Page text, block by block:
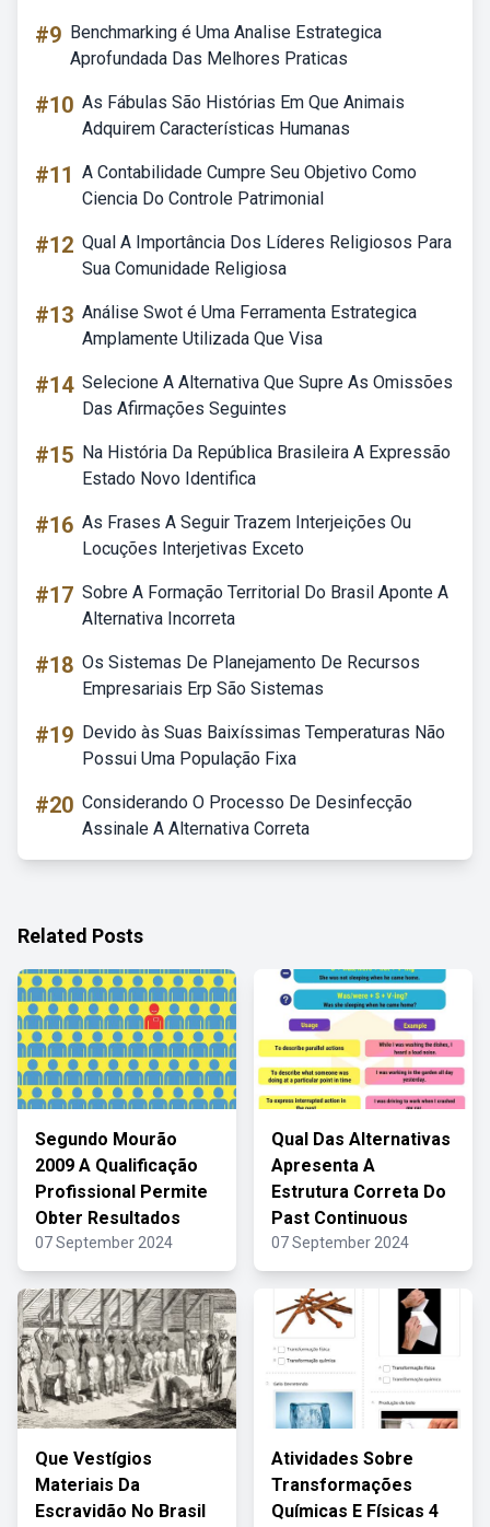
#9 Benchmarking é Uma Analise Estrategica
Aprofundada Das Melhores Praticas
#10 As Fábulas São Histórias Em Que Animais
Adquirem Características Humanas
#11 A Contabilidade Cumpre Seu Objetivo Como
Ciencia Do Controle Patrimonial
#12 Qual A Importância Dos Líderes Religiosos Para
Sua Comunidade Religiosa
#13 Análise Swot é Uma Ferramenta Estrategica
Amplamente Utilizada Que Visa
#14 Selecione A Alternativa Que Supre As Omissões
Das Afirmações Seguintes
#15 Na História Da República Brasileira A Expressão
Estado Novo Identifica
#16 As Frases A Seguir Trazem Interjeições Ou
Locuções Interjetivas Exceto
#17 Sobre A Formação Territorial Do Brasil Aponte A
Alternativa Incorreta
#18 Os Sistemas De Planejamento De Recursos
Empresariais Erp São Sistemas
#19 Devido às Suas Baixíssimas Temperaturas Não
Possui Uma População Fixa
#20 Considerando O Processo De Desinfecção
Assinale A Alternativa Correta
Related Posts
Segundo Mourão
2009 A Qualificação
Profissional Permite
Obter Resultados
07 September 2024
Qual Das Alternativas
Apresenta A
Estrutura Correta Do
Past Continuous
07 September 2024
Que Vestígios
Materiais Da
Escravidão No Brasil
Atividades Sobre
Transformações
Químicas E Físicas 4